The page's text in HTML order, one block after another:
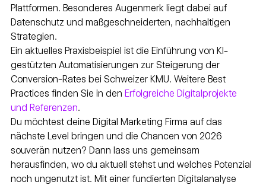
Plattformen. Besonderes Augenmerk liegt dabei auf
Datenschutz und maßgeschneiderten, nachhaltigen
Strategien.
Ein aktuelles Praxisbeispiel ist die Einführung von KI-
gestützten Automatisierungen zur Steigerung der
Conversion-Rates bei Schweizer KMU. Weitere Best
Practices finden Sie in den Erfolgreiche Digitalprojekte
und Referenzen.
Du möchtest deine Digital Marketing Firma auf das
nächste Level bringen und die Chancen von 2026
souverän nutzen? Dann lass uns gemeinsam
herausfinden, wo du aktuell stehst und welches Potenzial
noch ungenutzt ist. Mit einer fundierten Digitalanalyse